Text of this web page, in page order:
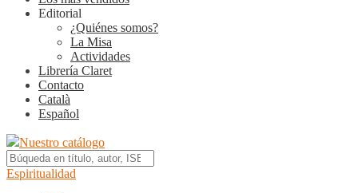
Editorial
¿Quiénes somos?
La Misa
Actividades
Librería Claret
Contacto
Català
Español
Nuestro catálogo
Espiritualidad